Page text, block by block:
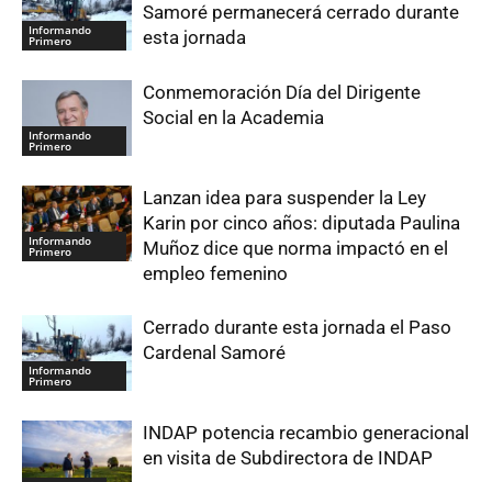
Informando
Primero
Samoré permanecerá cerrado durante
esta jornada
Informando
Primero
Conmemoración Día del Dirigente
Social en la Academia
Informando
Primero
Lanzan idea para suspender la Ley
Karin por cinco años: diputada Paulina
Muñoz dice que norma impactó en el
empleo femenino
Informando
Primero
Cerrado durante esta jornada el Paso
Cardenal Samoré
INDAP potencia recambio generacional
en visita de Subdirectora de INDAP